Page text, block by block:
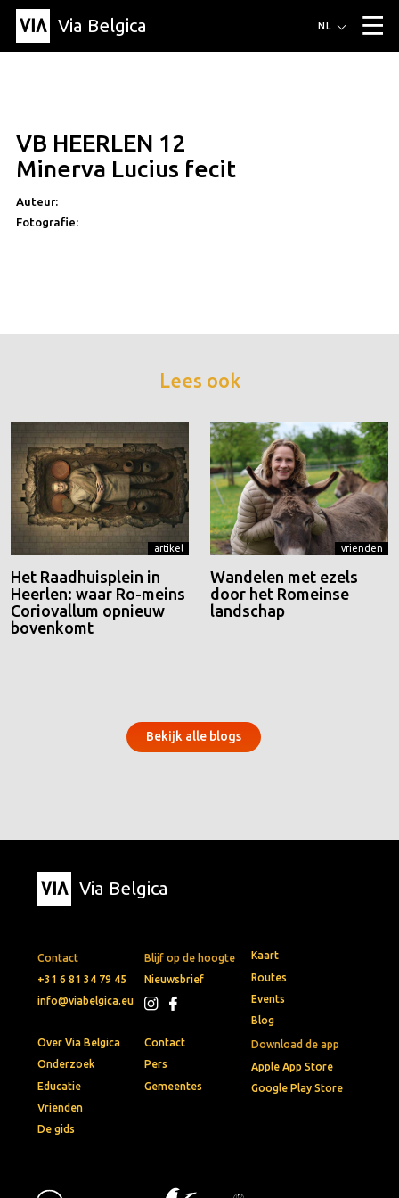
Via Belgica ▼
Artikel
Educatie
Recept
Vrienden
Over Via Belgica
NL
VB HEERLEN 12
Minerva Lucius fecit
Auteur:
Fotografie:
Lees ook
artikel
Het Raadhuisplein in
Heerlen: waar Ro-meins
Coriovallum opnieuw
bovenkomt
vrienden
Wandelen met ezels
door het Romeinse
landschap
Bekijk alle blogs
Via Belgica
Contact
+31 6 81 34 79 45
info@viabelgica.eu
Blijf op de hoogte
Nieuwsbrief
Download de app
Apple App Store
Google Play Store
Kaart
Routes
Events
Blog
Over Via Belgica
Onderzoek
Educatie
Vrienden
De gids
Contact
Pers
Gemeentes